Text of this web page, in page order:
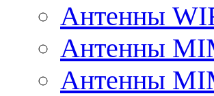
Антенны
Антенны
Антенны